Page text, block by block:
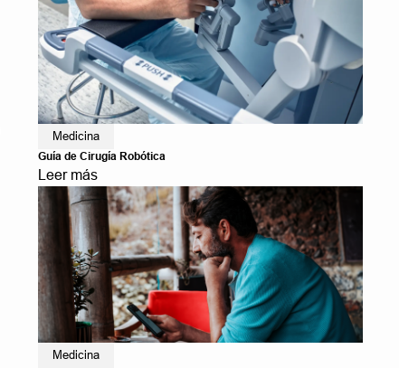
Medicina
Guía de Cirugía Robótica
Leer más
Medicina